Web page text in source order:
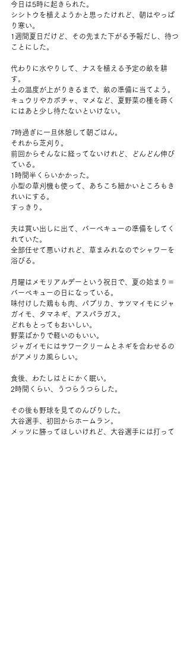
今日は5時に起きられた。
シシトウを植えようかと思ったけれど、朝はやっぱ
り寒い。
1週間夏日だけど、その先また下がる予報だし、待つ
ことにした。
代わりに水やりして、ナスを植える予定の畝を耕
す。
土の温度が上がりきるまで、畝の準備に当てよう。
キュウリやカボチャ、マメなど、夏野菜の種を蒔く
にはあと少し待たないといけない。
7時過ぎに一旦休憩して朝ごはん。
それから芝刈り。
前回からそんなに経ってないけれど、どんどん伸び
ている。
1時間半くらいかかった。
小型の草刈機も使って、あちこち細かいところもき
れいにする。
すっきり。
夫は買い出しに出て、バーベキューの準備をしてく
れていた。
全部任せて悪いけれど、草まみれなのでシャワーを
浴びる。
月曜はメモリアルデーという祝日で、夏の始まり＝
バーベキューの日になっている。
味付けした鶏もも肉、パプリカ、サツマイモにジャ
ガイモ、タマネギ、アスパラガス。
どれもとってもおいしい。
野菜ばかりで軽いのもいい。
ジャガイモにはサワークリームとネギを合わせるの
がアメリカ風らしい。
食後、わたしはとにかく眠い。
2時間くらい、うつらうつらした。
その後も野球を見てのんびりした。
大谷選手、初回からホームラン。
メッツに勝ってほしいけれど、大谷選手には打って